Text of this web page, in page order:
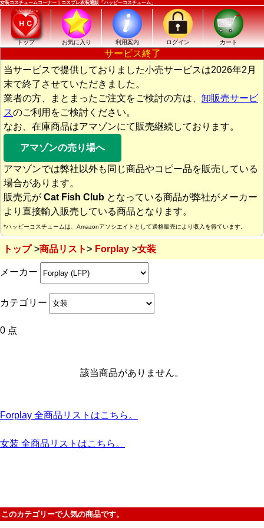
女装コスチュームコーナー｜コスプレ衣装通販「ハッピーコスチューム」
トップ お気に入り 利用案内 ログイン カート
サービス終了
当サービスで提供しておりました小売サービスは2026年2月
末で終了させていただきました。
業者の方、まとまったご注文をご検討の方は、 卸販売サービ
スのご利用をご検討ください。
なお、在庫商品はアマゾンにて販売継続しております。
アマゾンの売り場へ
アマゾンでは弊社以外も同じ商品やコピー品を販売している
場合があります。
販売元が Cat Fish Club となっている商品が弊社がメーカー
より直接輸入販売している商品となります。
*ハッピーコスチュームは、Amazonアソシエイトとして適格販売により収入を得ています。
トップ 商品リスト Forplay 女装
メーカー
カテゴリー
0 点
該当商品がありません。
Forplay 全商品リストはこちら。
女装 全商品リストはこちら。
このカテゴリーで人気の商品です。